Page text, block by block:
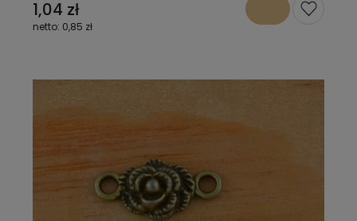
1,04 zł
0,85 zł